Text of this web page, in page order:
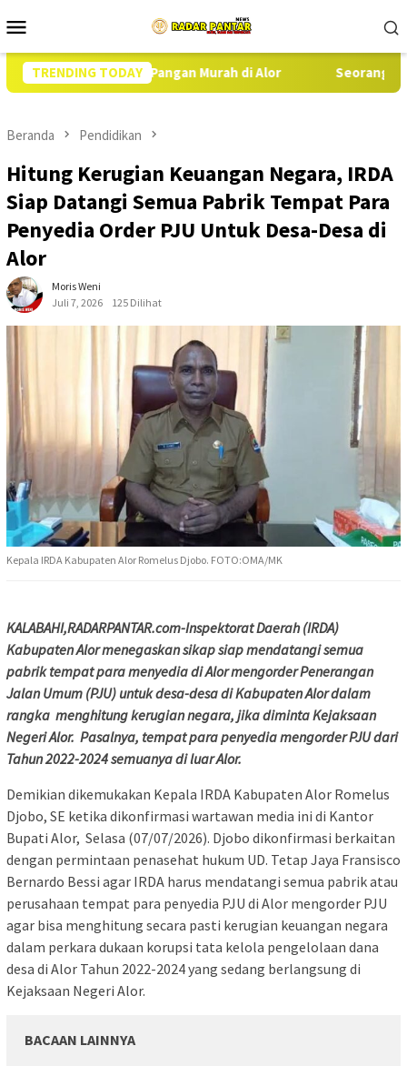
ke
Mobile
TRENDING TODAY
Pangan Murah di Alor Seorang Nelayan di
Beranda Pendidikan
Hitung Kerugian Keuangan Negara, IRDA
Siap Datangi Semua Pabrik Tempat Para
Penyedia Order PJU Untuk Desa-Desa di
Alor
Moris Weni
Juli 7, 2026
125 Dilihat
Kepala IRDA Kabupaten Alor Romelus Djobo. FOTO:OMA/MK
KALABAHI,RADARPANTAR.com-Inspektorat Daerah (IRDA)
Kabupaten Alor menegaskan sikap siap mendatangi semua
pabrik tempat para menyedia di Alor mengorder Penerangan
Jalan Umum (PJU) untuk desa-desa di Kabupaten Alor dalam
rangka menghitung kerugian negara, jika diminta Kejaksaan
Negeri Alor. Pasalnya, tempat para penyedia mengorder PJU dari
Tahun 2022-2024 semuanya di luar Alor.
Demikian dikemukakan Kepala IRDA Kabupaten Alor Romelus
Djobo, SE ketika dikonfirmasi wartawan media ini di Kantor
Bupati Alor, Selasa (07/07/2026). Djobo dikonfirmasi berkaitan
dengan permintaan penasehat hukum UD. Tetap Jaya Fransisco
Bernardo Bessi agar IRDA harus mendatangi semua pabrik atau
perusahaan tempat para penyedia PJU di Alor mengorder PJU
agar bisa menghitung secara pasti kerugian keuangan negara
dalam perkara dukaan korupsi tata kelola pengelolaan dana
desa di Alor Tahun 2022-2024 yang sedang berlangsung di
Kejaksaan Negeri Alor.
BACAAN LAINNYA